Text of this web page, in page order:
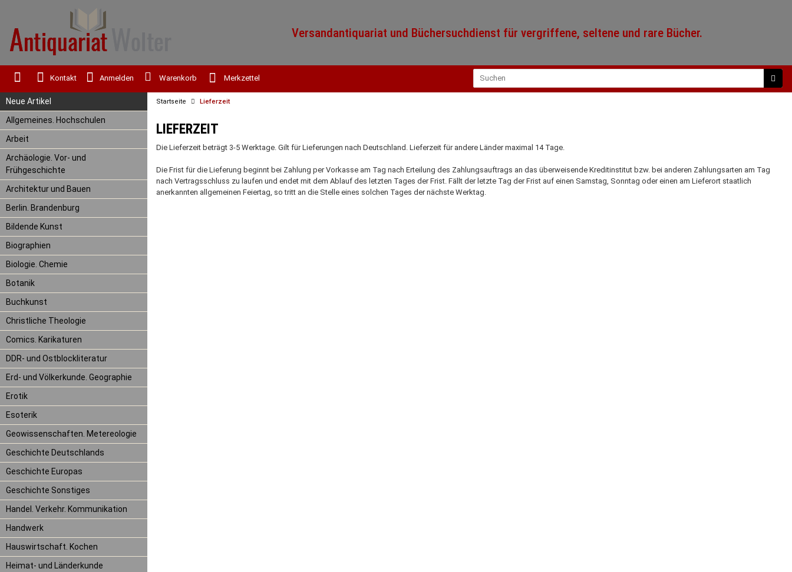
Versandantiquariat und Büchersuchdienst für vergriffene, seltene und rare Bücher.
Kontakt Anmelden Warenkorb Merkzettel
Neue Artikel
Allgemeines. Hochschulen
Arbeit
Archäologie. Vor- und
Frühgeschichte
Architektur und Bauen
Berlin. Brandenburg
Bildende Kunst
Biographien
Biologie. Chemie
Botanik
Buchkunst
Christliche Theologie
Comics. Karikaturen
DDR- und Ostblockliteratur
Erd- und Völkerkunde. Geographie
Erotik
Esoterik
Geowissenschaften. Metereologie
Geschichte Deutschlands
Geschichte Europas
Geschichte Sonstiges
Handel. Verkehr. Kommunikation
Handwerk
Hauswirtschaft. Kochen
Heimat- und Länderkunde
Startseite Lieferzeit
LIEFERZEIT
Die Lieferzeit beträgt 3-5 Werktage. Gilt für Lieferungen nach Deutschland. Lieferzeit für andere Länder maximal 14 Tage.
Die Frist für die Lieferung beginnt bei Zahlung per Vorkasse am Tag nach Erteilung des Zahlungsauftrags an das überweisende Kreditinstitut bzw. bei anderen Zahlungsarten am Tag
nach Vertragsschluss zu laufen und endet mit dem Ablauf des letzten Tages der Frist. Fällt der letzte Tag der Frist auf einen Samstag, Sonntag oder einen am Lieferort staatlich
anerkannten allgemeinen Feiertag, so tritt an die Stelle eines solchen Tages der nächste Werktag.